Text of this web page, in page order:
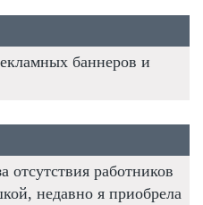
баннеров и
отсутствия работников
недавно я приобрела